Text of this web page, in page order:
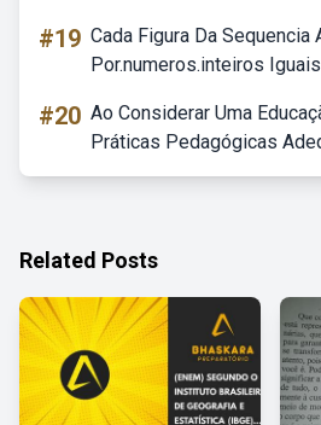
#19 Cada Figura Da Sequencia
Por.numeros.inteiros Iguais
#20 Ao Considerar Uma
Práticas Pedagógicas
Related Posts